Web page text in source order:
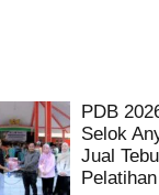
PDB
Selok
Jual
Pelatihan